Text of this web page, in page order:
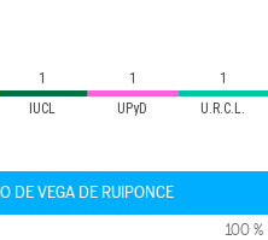
IUCL UPyD U.R.C.L.
1 1 1
DE VEGA DE RUIPONCE
100 %